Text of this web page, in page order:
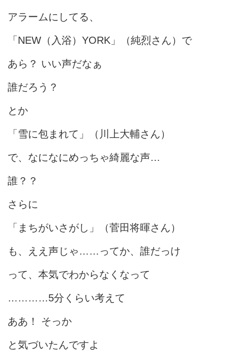
アラームにしてる、
「NEW（入浴）YORK」（純烈さん）で
あら？ いい声だなぁ
誰だろう？
とか
「雪に包まれて」（川上大輔さん）
で、なになにめっちゃ綺麗な声…
誰？？
さらに
「まちがいさがし」（菅田将暉さん）
も、ええ声じゃ……ってか、誰だっけ
って、本気でわからなくなって
…………5分くらい考えて
ああ！ そっか
と気づいたんですよ